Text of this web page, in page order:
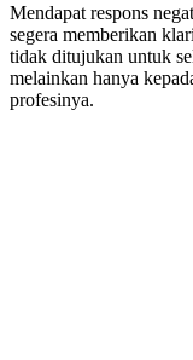
Mendapat respons
segera memberikan
tidak ditujukan untuk
melainkan hanya
profesinya.